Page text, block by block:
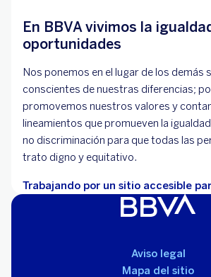
En BBVA vivimos la
oportunidades
Nos ponemos en el lugar de los demás
conscientes de nuestras diferencias;
promovemos nuestros valores y
lineamientos que promueven la
no discriminación para que todas las
trato digno y equitativo.
Trabajando por un sitio accesible
Aviso legal
Mapa del sitio